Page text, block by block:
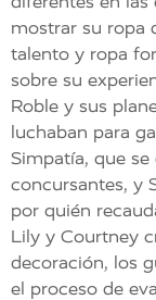
mostrar su ropa
talento y ropa
sobre su
Roble y sus
luchaban para
Simpatía, que
concursantes, y
por quién
Lily y Courtney
decoración, los
el proceso de